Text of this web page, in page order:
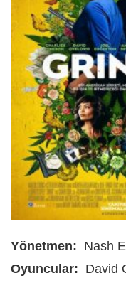
Yönetmen: Nash
Oyuncular: David